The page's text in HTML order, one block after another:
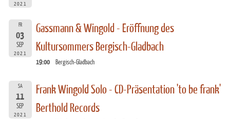
2021
FR
03
SEP
2021
Gassmann & Wingold - Eröffnung des
Kultursommers Bergisch-Gladbach
19:00 Bergisch-Gladbach
SA
11
SEP
2021
Frank Wingold Solo - CD-Präsentation 'to be frank'
Berthold Records